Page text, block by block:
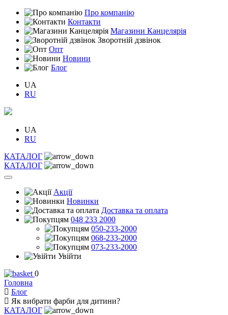
Про компанію
Контакти
Магазини Канцелярія
Зворотній дзвінок
Опт
Новини
Блог
UA
RU
UA
RU
КАТАЛОГ
КАТАЛОГ
Акції
Новинки
Доставка та оплата
048 233 2000
050-233-2000
068-233-2000
073-233-2000
Увійти
0
Головна
Блог
Як вибрати фарби для дитини?
КАТАЛОГ